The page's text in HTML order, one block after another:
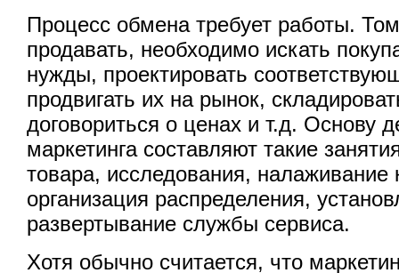
Процесс обмена требует работы.
продавать, необходимо искать
нужды, проектировать
продвигать их на рынок,
договориться о ценах и т.д. Основу
маркетинга составляют такие
товара, исследования,
организация распределения,
развертывание службы сервиса.
Хотя обычно считается, что